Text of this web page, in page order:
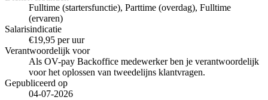
Fulltime (startersfunctie), Parttime (overdag), Fulltime
(ervaren)
Salarisindicatie
€19,95 per uur
Verantwoordelijk voor
Als OV-pay Backoffice medewerker ben je verantwoordelijk
voor het oplossen van tweedelijns klantvragen.
Gepubliceerd op
04-07-2026